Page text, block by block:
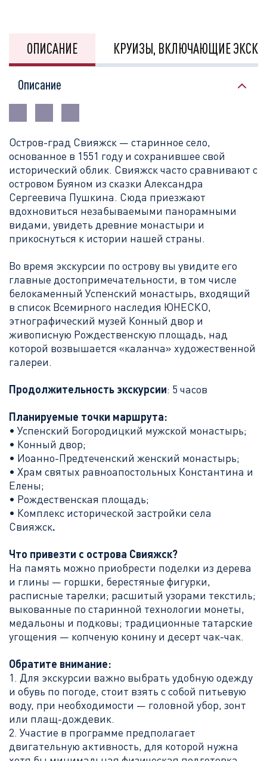
ОПИСАНИЕ КРУИЗЫ, ВКЛЮЧАЮЩИЕ
Описание
Остров-град Свияжск — старинное село,
основанное в 1551 году и сохранившее свой
исторический облик. Свияжск часто сравнивают с
островом Буяном из сказки Александра
Сергеевича Пушкина. Сюда приезжают
вдохновиться незабываемыми панорамными
видами, увидеть древние монастыри и
прикоснуться к истории нашей страны.
Во время экскурсии по острову вы увидите его
главные достопримечательности, в том числе
белокаменный Успенский монастырь, входящий
в список Всемирного наследия ЮНЕСКО,
этнографический музей Конный двор и
живописную Рождественскую площадь, над
которой возвышается «каланча» художественной
галереи.
Продолжительность экскурсии: 5 часов
Планируемые точки маршрута:
• Успенский Богородицкий мужской монастырь;
• Конный двор;
• Иоанно-Предтеченский женский монастырь;
• Храм святых равноапостольных Константина и
Елены;
• Рождественская площадь;
• Комплекс исторической застройки села
Свияжск.
Что привезти с острова Свияжск?
На память можно приобрести поделки из дерева
и глины — горшки, берестяные фигурки,
расписные тарелки; расшитый узорами текстиль;
выкованные по старинной технологии монеты,
медальоны и подковы; традиционные татарские
угощения — копченую конину и десерт чак-чак.
Обратите внимание:
1. Для экскурсии важно выбрать удобную одежду
и обувь по погоде, стоит взять с собой питьевую
воду, при необходимости — головной убор, зонт
или плащ-дождевик.
2. Участие в программе предполагает
двигательную активность, для которой нужна